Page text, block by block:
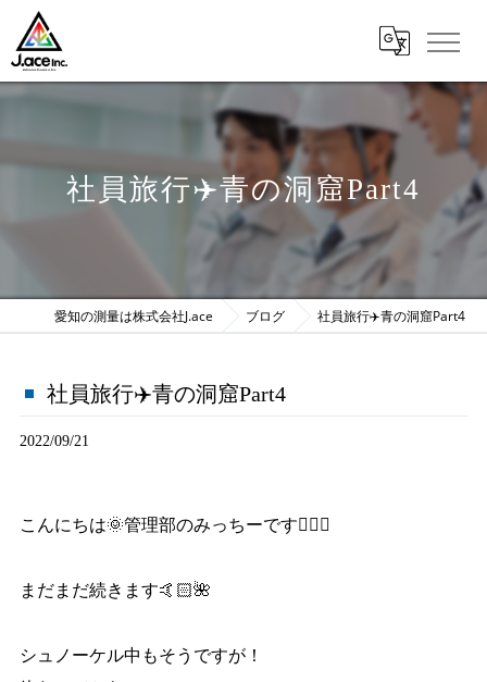
社員旅行✈️青の洞窟Part4
愛知の測量は株式会社J.ace ブログ 社員旅行✈️青の洞窟Part4
社員旅行✈️青の洞窟Part4
2022/09/21
こんにちは🌞管理部のみっちーです🙋‍♀️✨
まだまだ続きます🤙🏻🌺
シュノーケル中もそうですが！